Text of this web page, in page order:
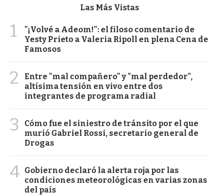
Las Más Vistas
1
"¡Volvé a Adeom!": el filoso comentario de
Yesty Prieto a Valeria Ripoll en plena Cena de
Famosos
2
Entre "mal compañero" y "mal perdedor",
altísima tensión en vivo entre dos
integrantes de programa radial
3
Cómo fue el siniestro de tránsito por el que
murió Gabriel Rossi, secretario general de
Drogas
4 Gobierno declaró la alerta roja por las
condiciones meteorológicas en varias zonas
del país